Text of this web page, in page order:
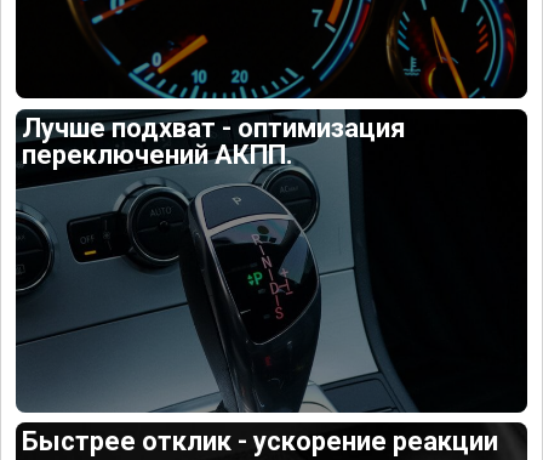
Лучше подхват - оптимизация
переключений АКПП.
Быстрее отклик - ускорение реакции